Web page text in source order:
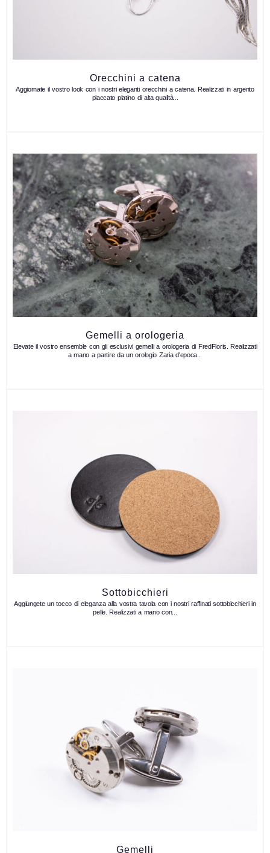
Orecchini a catena
Aggiornate il vostro look con i nostri eleganti orecchini a catena. Realizzati in argento
placcato platino di alta qualità...
Gemelli a orologeria
Elevate il vostro ensemble con gli esclusivi gemelli a orologeria di FredFloris. Realizzati
a mano a partire da un orologio Zaria d'epoca...
Sottobicchieri
Aggiungete un tocco di eleganza alla vostra tavola con i nostri raffinati sottobicchieri in
pelle. Realizzati a mano con...
Gemelli